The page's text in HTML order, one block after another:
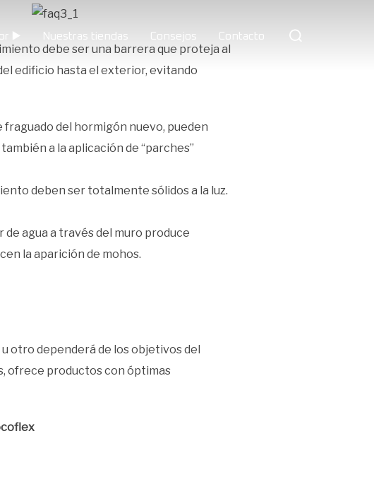
▶️ Nuestras tiendas Consejos Contacto
debe ser una barrera que proteja al
edificio hasta el exterior, evitando
fraguado del hormigón nuevo, pueden
a la aplicación de “parches”
deben ser totalmente sólidos a la luz.
agua a través del muro produce
la aparición de mohos.
otro dependerá de los objetivos del
ofrece productos con óptimas